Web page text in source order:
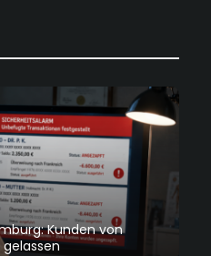
Kunden von
gelassen